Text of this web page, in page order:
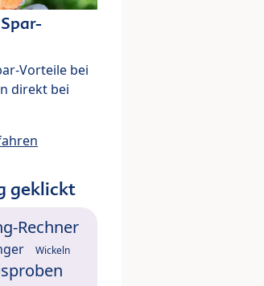
Vorteile bei
direkt bei
geklickt
Rechner
Wickeln